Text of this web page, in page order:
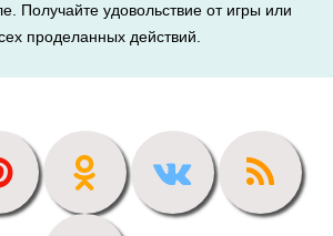
Получайте удовольствие от игры или
проделанных действий.